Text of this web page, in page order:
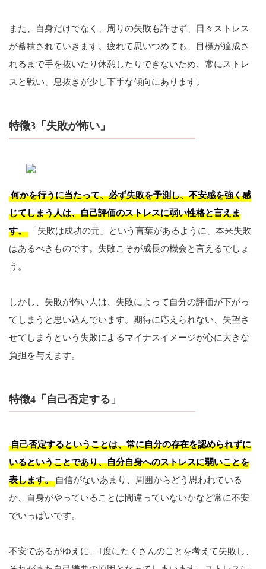
また、自身だけでなく、周りの失敗も許せず、日々ストレス
が蓄積されていきます。疲れて思いつめても、目標が達成さ
れるまで手を抜いたり休憩したりできないため、常にストレ
スと戦い、息抜きが少し下手な傾向にあります。
特徴3「失敗が怖い」
何かを行うに当たって、必ず失敗を予測し、不安感を強く感
じてしまう人は、自己評価のストレスに弱い性格と言えま
す。
「失敗は成功の元」という言葉があるように、本来失敗
はあるべきものです。失敗こそが成長の機会と言えるでしょ
う。
しかし、失敗が怖い人は、失敗によって自分の評価が下がっ
てしまうと思い込んでいます。期待に応えられない、失望さ
せてしまうという失敗によるマイナスイメージが心に大きな
負担を与えます。
特徴4「自己否定する」
自己否定するということは、常に自分の存在を認められずに
いるということであり、自分自身へのストレスに弱いことを
表します。 自信がないあまり、周囲からどう思われている
か、自身がやっていることは間違っていないかなど常に不安
でいっぱいです。
不安であるがゆえに、1度にたくさんのことを考えて失敗し、